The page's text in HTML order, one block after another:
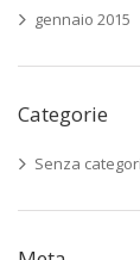
gennaio 2015
Categorie
Senza